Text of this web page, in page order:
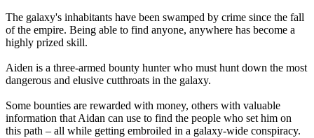
The galaxy's inhabitants have been swamped by crime since the fall
of the empire. Being able to find anyone, anywhere has become a
highly prized skill.
Aiden is a three-armed bounty hunter who must hunt down the most
dangerous and elusive cutthroats in the galaxy.
Some bounties are rewarded with money, others with valuable
information that Aidan can use to find the people who set him on
this path – all while getting embroiled in a galaxy-wide conspiracy.